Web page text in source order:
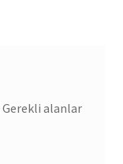
Gerekli alanlar